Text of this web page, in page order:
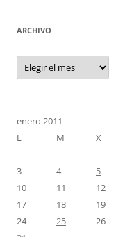
ARCHIVO
Archivo
enero 2011
L
M X
3
4 5
10
11 12
17
18 19
24
25 26